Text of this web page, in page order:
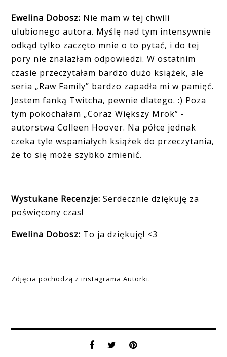
Ewelina Dobosz: Nie mam w tej chwili
ulubionego autora. Myślę nad tym intensywnie
odkąd tylko zaczęto mnie o to pytać, i do tej
pory nie znalazłam odpowiedzi. W ostatnim
czasie przeczytałam bardzo dużo książek, ale
seria „Raw Family” bardzo zapadła mi w pamięć.
Jestem fanką Twitcha, pewnie dlatego. :) Poza
tym pokochałam „Coraz Większy Mrok” -
autorstwa Colleen Hoover. Na półce jednak
czeka tyle wspaniałych książek do przeczytania,
że to się może szybko zmienić.
Wystukane Recenzje: Serdecznie dziękuję za
poświęcony czas!
Ewelina Dobosz: To ja dziękuję! <3
Zdjęcia pochodzą z instagrama Autorki.